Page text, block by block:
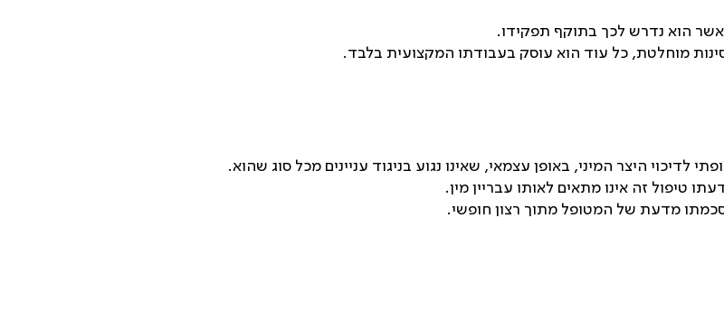
הוא נדרש לכך בתוקף תפקידו.
מוחלטת, כל עוד הוא עוסק בעבודתו המקצועית בלבד.
לדיכוי היצר המיני, באופן עצמאי, שאינו נגוע בניגוד עניינים מכל סוג שהוא.
טיפול זה אינו מתאים לאותו עבריין מין.
מדעת של המטופל מתוך רצון חופשי.